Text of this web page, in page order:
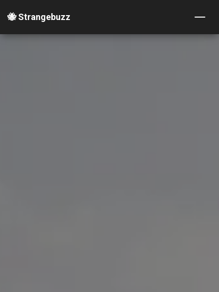
🐝 Strangebuzz